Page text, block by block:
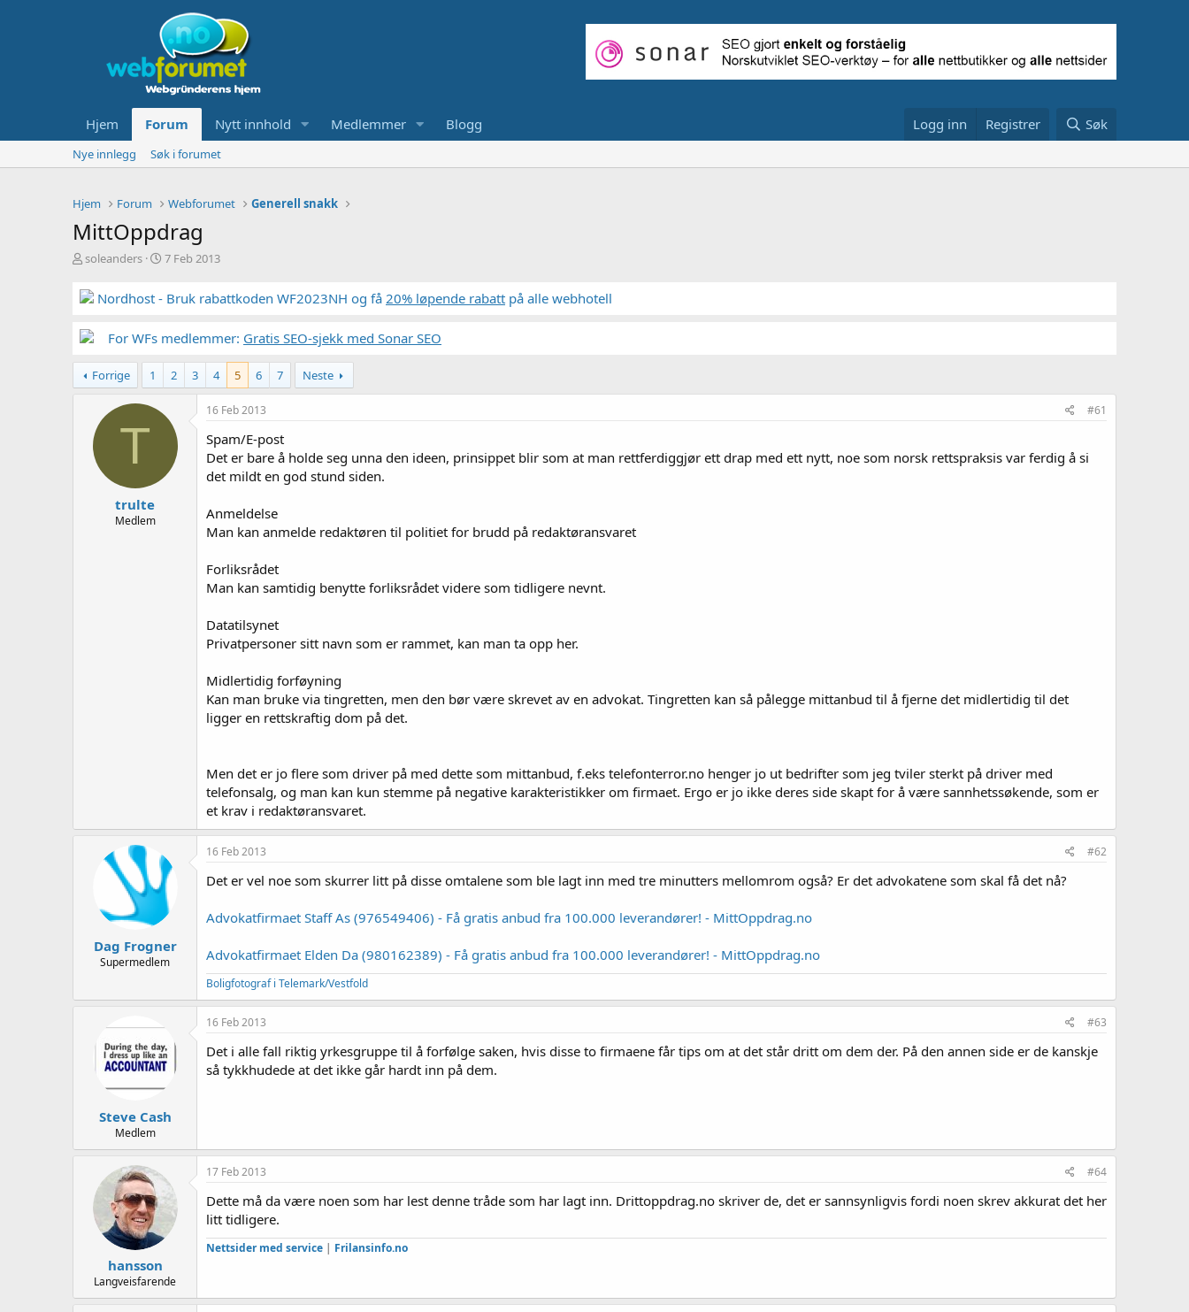
Hjem Forum Nytt innhold Medlemmer Blogg Logg inn Registrer Søk
Nye innlegg Søk i forumet
Hjem Forum Webforumet Generell snakk
MittOppdrag
T
å
d
t
t
soleanders
S
r
d
o
7 Feb 2013
Nordhost - Bruk rabattkoden WF2023NH og få 20% løpende rabatt på alle webhotell
For WFs medlemmer: Gratis SEO-sjekk med Sonar SEO
Forrige 1 2 3 4 5 6 7 Neste
T
trulte
Medlem
16 Feb 2013 #61
Spam/E-post
Det er bare å holde seg unna den ideen, prinsippet blir som at man rettferdiggjør ett drap med ett nytt, noe som norsk rettspraksis var ferdig å si
det mildt en god stund siden.
Anmeldelse
Man kan anmelde redaktøren til politiet for brudd på redaktøransvaret
Forliksrådet
Man kan samtidig benytte forliksrådet videre som tidligere nevnt.
Datatilsynet
Privatpersoner sitt navn som er rammet, kan man ta opp her.
Midlertidig forføyning
Kan man bruke via tingretten, men den bør være skrevet av en advokat. Tingretten kan så pålegge mittanbud til å fjerne det midlertidig til det
ligger en rettskraftig dom på det.
Men det er jo flere som driver på med dette som mittanbud, f.eks telefonterror.no henger jo ut bedrifter som jeg tviler sterkt på driver med
telefonsalg, og man kan kun stemme på negative karakteristikker om firmaet. Ergo er jo ikke deres side skapt for å være sannhetssøkende, som er
et krav i redaktøransvaret.
Dag Frogner
Supermedlem
16 Feb 2013 #62
Det er vel noe som skurrer litt på disse omtalene som ble lagt inn med tre minutters mellomrom også? Er det advokatene som skal få det nå?
Advokatfirmaet Staff As (976549406) - Få gratis anbud fra 100.000 leverandører! - MittOppdrag.no
Advokatfirmaet Elden Da (980162389) - Få gratis anbud fra 100.000 leverandører! - MittOppdrag.no
Boligfotograf i Telemark/Vestfold
Steve Cash
Medlem
16 Feb 2013 #63
Det i alle fall riktig yrkesgruppe til å forfølge saken, hvis disse to firmaene får tips om at det står dritt om dem der. På den annen side er de kanskje
så tykkhudede at det ikke går hardt inn på dem.
hansson
Langveisfarende
17 Feb 2013 #64
Dette må da være noen som har lest denne tråde som har lagt inn. Drittoppdrag.no skriver de, det er sannsynligvis fordi noen skrev akkurat det her
litt tidligere.
Nettsider med service | Frilansinfo.no